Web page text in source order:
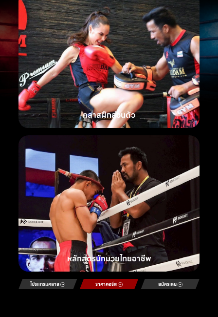
คลาสฝึกส่วนตัว
หลักสูตรนักมวยไทยอาชีพ
โปรแกรมคลาส ราคาคอร์ส สมัครเลย